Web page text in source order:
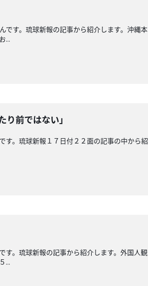
す。琉球新報の記事から紹介します。沖縄
...
前ではない」
す。琉球新報１７日付２２面の記事の中から
す。琉球新報の記事から紹介します。外国人
...